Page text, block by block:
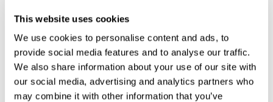
This website uses cookies
We use cookies to personalise content and ads, to
provide social media features and to analyse our traffic.
We also share information about your use of our site with
our social media, advertising and analytics partners who
may combine it with other information that you’ve
Flexibilité cognitive:Pour progresser dans ce jeu mental, nous
devrons nous adapter au changement de stimulus cible et
chercher le prochain. En pratiquant cet exercice, nous
stimulons et renforçons notre capacité de flexibilité mentale.
L'amélioration de cette capacité cognitive peut nous aider à
réagir avec plus de souplesse dans des situations
inattendues, par exemple lorsque nous découvrons que le